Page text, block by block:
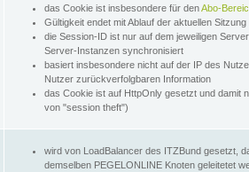
das Cookie ist insbesondere für denAbo-
Gültigkeit endet mit Ablauf der aktuellen Sitzung
die Session-ID ist nur auf dem jeweiligen
Server-Instanzen synchronisiert
basiert insbesondere nicht auf der IP des
Nutzer zurückverfolgbaren Information
das Cookie ist auf HttpOnly gesetzt und damit
von "session theft")
wird von LoadBalancer des ITZBund gesetzt,
demselben PEGELONLINE Knoten geleitetet